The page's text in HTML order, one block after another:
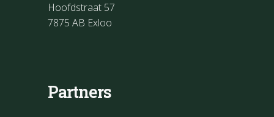
Hoofdstraat 57
7875 AB Exloo
Partners